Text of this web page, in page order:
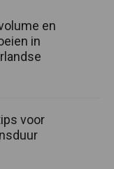
en
in
voor